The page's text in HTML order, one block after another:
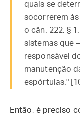
quais se
socorrerem
o cân. 222, §
sistemas que
responsável
manutenção
espórtulas."
Então, é preciso